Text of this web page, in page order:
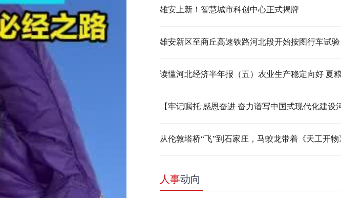
雄安上新！智慧城市科创中心正式揭牌
雄安新区至商丘高速铁路河北段开始按图行车试验
从伦敦塔桥“飞”到石家庄，马蛟龙带着《天工开
人事动向